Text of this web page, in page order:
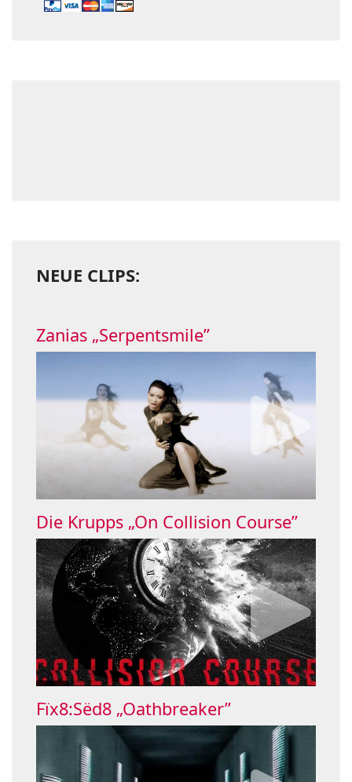
NEUE CLIPS:
Zanias „Serpentsmile”
Die Krupps „On Collision Course”
Fïx8:Sëd8 „Oathbreaker”